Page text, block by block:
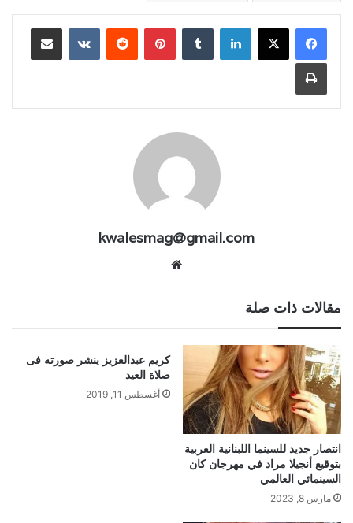
لينكدإن بينتيريست مشاركة عبر البريد
طباعة
kwalesmag@gmail.com
مقالات ذات صلة
انتصار جديد للسينما اللبنانية العربية
بتوقيع أنجيلا مراد في مهرجان كان
السينمائي العالمي
مارس 8, 2023
كريم عبدالعزيز ينشر صورته فى
صلاة العيد
أغسطس 11, 2019